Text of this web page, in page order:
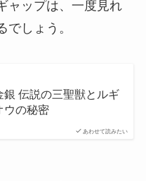
ャップは、一度見れ
しょう。
あわせて読みたい
銀 伝説の三聖獣とルギ
ウの秘密